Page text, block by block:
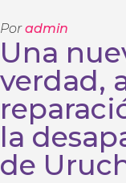
Poradmin
Una
verdad,
la
de